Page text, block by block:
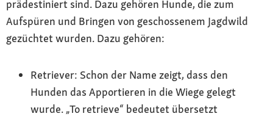
prädestiniert sind. Dazu gehören Hunde, die zum
Aufspüren und Bringen von geschossenem Jagdwild
gezüchtet wurden. Dazu gehören:
Retriever: Schon der Name zeigt, dass den
Hunden das Apportieren in die Wiege gelegt
wurde. „To retrieve“ bedeutet übersetzt